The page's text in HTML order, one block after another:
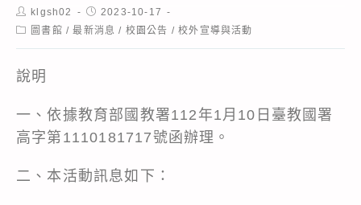
Post
author:
klgsh02
Post
published:
2023-10-17
Post圖書館 / 最新消息 / 校園公告 / 校外宣導與活動
說明
一、依據教育部國教署112年1月10日臺教國署
高字第1110181717號函辦理。
二、本活動訊息如下：